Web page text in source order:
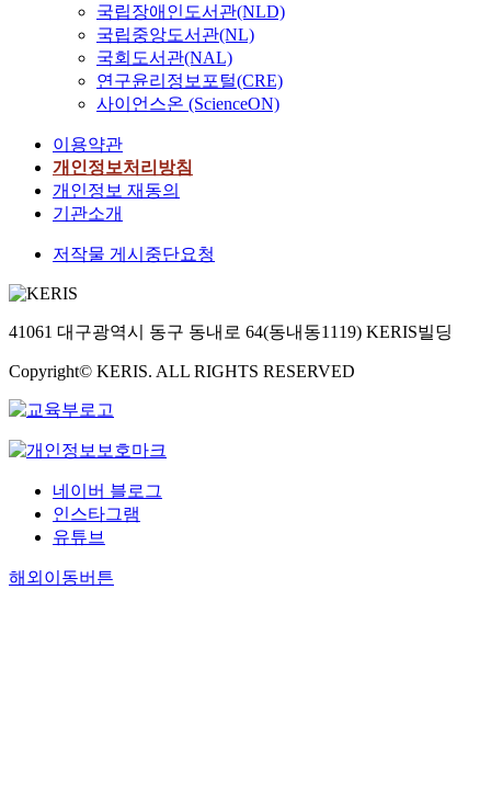
국립장애인도서관(NLD)
국립중앙도서관(NL)
국회도서관(NAL)
연구윤리정보포털(CRE)
사이언스온 (ScienceON)
이용약관
개인정보처리방침
개인정보 재동의
기관소개
저작물 게시중단요청
41061 대구광역시 동구 동내로 64(동내동1119) KERIS빌딩
Copyright© KERIS. ALL RIGHTS RESERVED
네이버 블로그
인스타그램
유튜브
해외이동버튼